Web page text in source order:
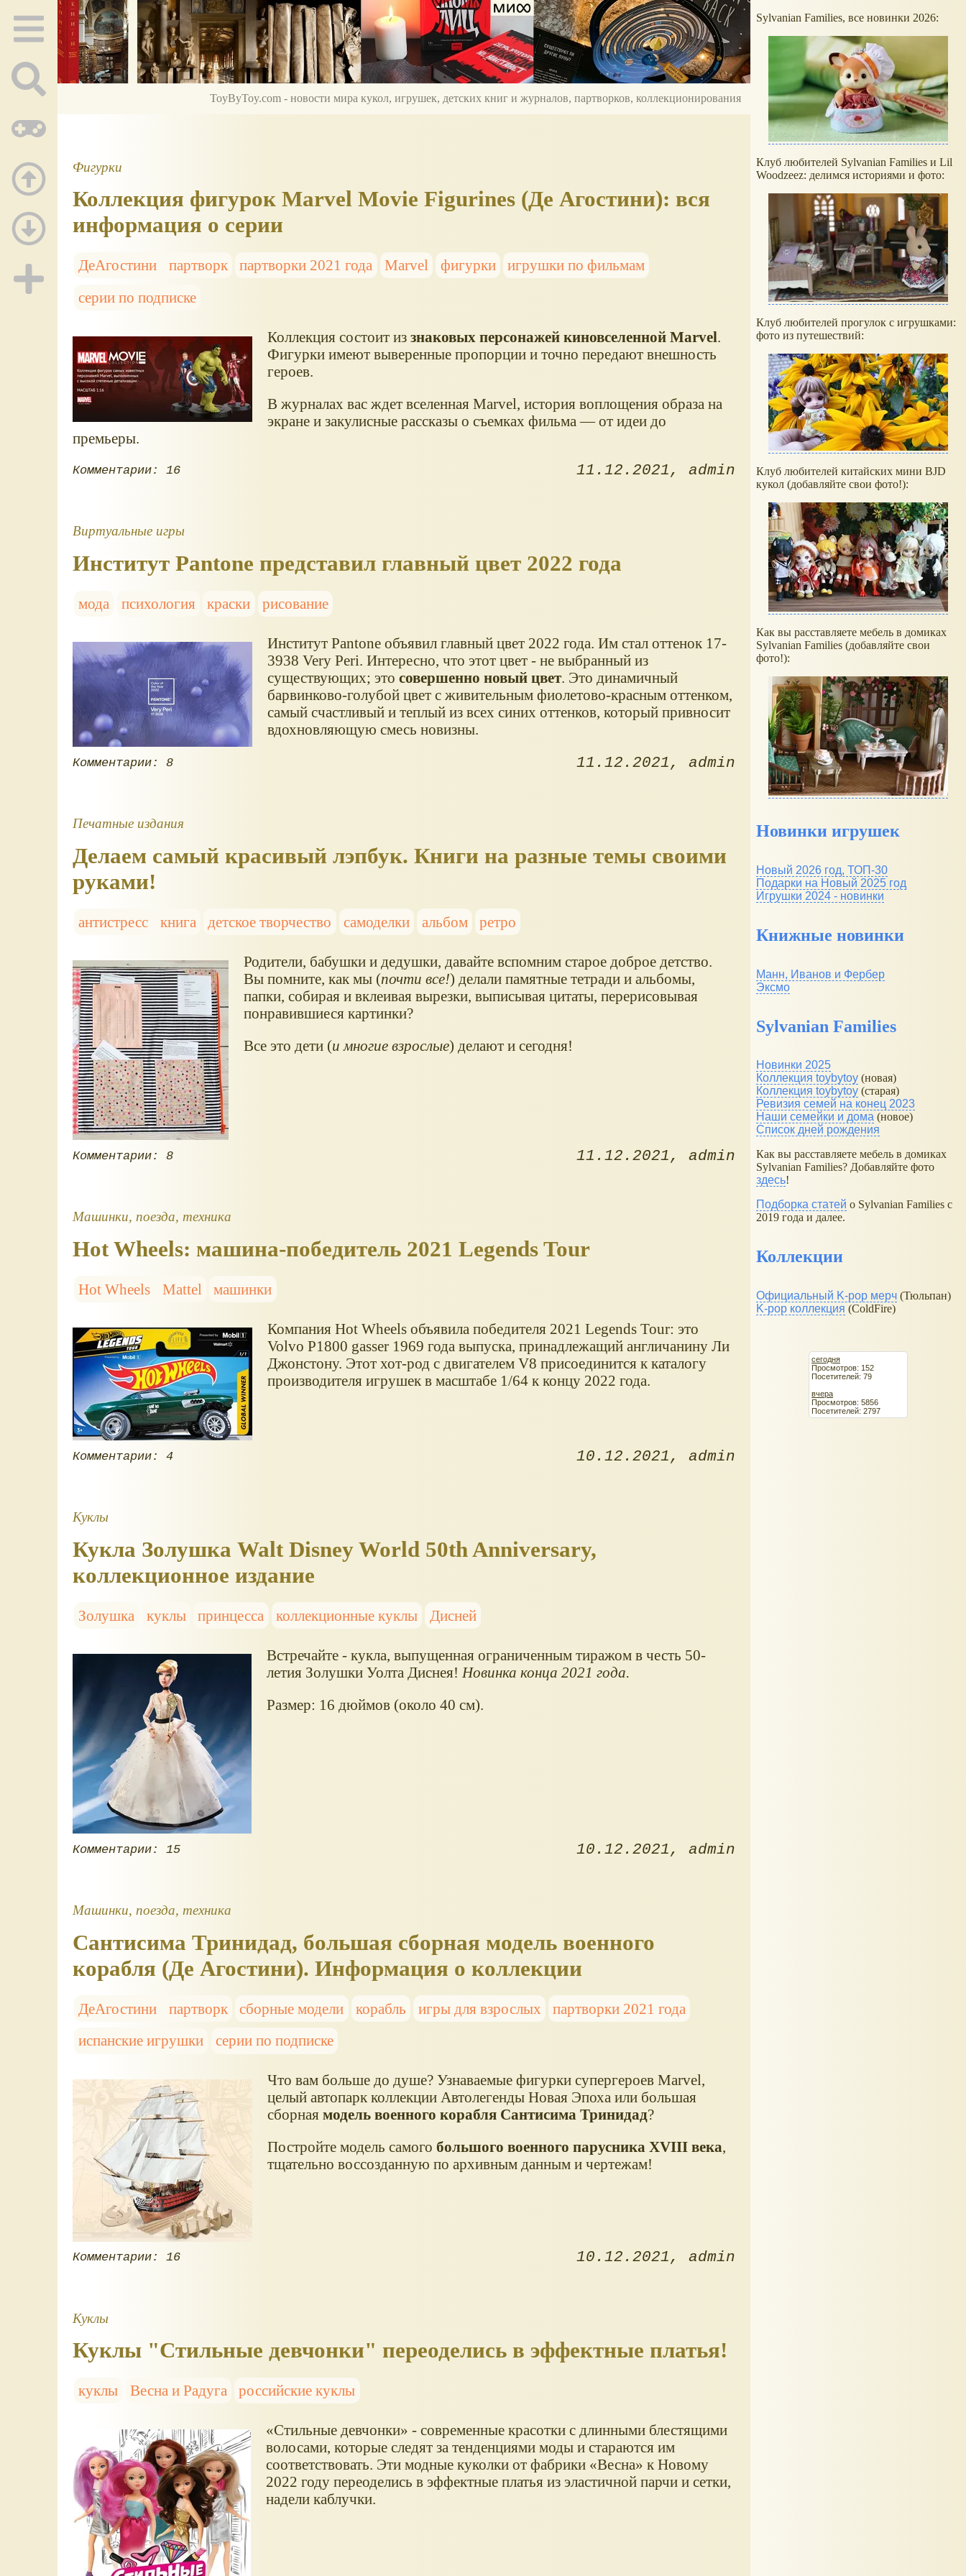
ToyByToy.com - новости мира кукол, игрушек, детских книг и журналов, партворков, коллекционирования
Фигурки
Коллекция фигурок Marvel Movie Figurines (Де Агостини): вся
информация о серии
ДеАгостини партворк партворки 2021 года Marvel фигурки
игрушки по фильмам
серии по подписке
Коллекция состоит из знаковых персонажей киновселенной Marvel.
Фигурки имеют выверенные пропорции и точно передают внешность
героев.
В журналах вас ждет вселенная Marvel, история воплощения образа на
экране и закулисные рассказы о съемках фильма — от идеи до
премьеры.
Комментарии: 16 11.12.2021 admin
Виртуальные игры
Институт Pantone представил главный цвет 2022 года
мода психология краски рисование
Институт Pantone объявил главный цвет 2022 года. Им стал оттенок 17-
3938 Very Peri. Интересно, что этот цвет - не выбранный из
существующих; это совершенно новый цвет. Это динамичный
барвинково-голубой цвет с живительным фиолетово-красным оттенком,
самый счастливый и теплый из всех синих оттенков, который привносит
вдохновляющую смесь новизны.
Комментарии: 8 11.12.2021 admin
Печатные издания
Делаем самый красивый лэпбук. Книги на разные темы своими
руками!
антистресс книга детское творчество самоделки альбом ретро
Родители, бабушки и дедушки, давайте вспомним старое доброе детство.
Вы помните, как мы (почти все!) делали памятные тетради и альбомы,
папки, собирая и вклеивая вырезки, выписывая цитаты, перерисовывая
понравившиеся картинки?
Все это дети (и многие взрослые) делают и сегодня!
Комментарии: 8 11.12.2021 admin
Машинки, поезда, техника
Hot Wheels: машина-победитель 2021 Legends Tour
Hot Wheels Mattel машинки
Компания Hot Wheels объявила победителя 2021 Legends Tour: это
Volvo P1800 gasser 1969 года выпуска, принадлежащий англичанину Ли
Джонстону. Этот хот-род с двигателем V8 присоединится к каталогу
производителя игрушек в масштабе 1/64 к концу 2022 года.
Комментарии: 4 10.12.2021 admin
Куклы
Кукла Золушка Walt Disney World 50th Anniversary,
коллекционное издание
Золушка куклы принцесса коллекционные куклы Дисней
Встречайте - кукла, выпущенная ограниченным тиражом в честь 50-
летия Золушки Уолта Диснея! Новинка конца 2021 года.
Размер: 16 дюймов (около 40 см).
Комментарии: 15 10.12.2021 admin
Машинки, поезда, техника
Сантисима Тринидад, большая сборная модель военного
корабля (Де Агостини). Информация о коллекции
ДеАгостини партворк сборные модели корабль игры для взрослых
партворки 2021 года
испанские игрушки
серии по подписке
Что вам больше до душе? Узнаваемые фигурки супергероев Marvel,
целый автопарк коллекции Автолегенды Новая Эпоха или большая
сборная модель военного корабля Сантисима Тринидад?
Постройте модель самого большого военного парусника XVIII века,
тщательно воссозданную по архивным данным и чертежам!
Комментарии: 16 10.12.2021 admin
Куклы
Куклы "Стильные девчонки" переоделись в эффектные платья!
куклы Весна и Радуга российские куклы
Стильные девчонки
- современные красотки с длинными блестящими
волосами, которые следят за тенденциями моды и стараются им
соответствовать. Эти модные куколки от фабрики
Весна
к Новому
2022 году переоделись в эффектные платья из эластичной парчи и сетки,
надели каблучки.
Sylvanian Families, все новинки 2026:
Клуб любителей Sylvanian Families и Lil
Woodzeez: делимся историями и фото:
Клуб любителей прогулок с игрушками:
фото из путешествий:
Клуб любителей китайских мини BJD
кукол (добавляйте свои фото!):
Как вы расставляете мебель в домиках
Sylvanian Families (добавляйте свои
фото!):
Новинки игрушек
Новый 2026 год, ТОП-30
Подарки на Новый 2025 год
Игрушки 2024 - новинки
Книжные новинки
Манн, Иванов и Фербер
Эксмо
Sylvanian Families
Новинки 2025
Коллекция toybytoy (новая)
Коллекция toybytoy (старая)
Ревизия семей на конец 2023
Наши семейки и дома (новое)
Список дней рождения
Как вы расставляете мебель в домиках
Sylvanian Families? Добавляйте фото
здесь!
Подборка статей о Sylvanian Families с
2019 года и далее.
Коллекции
Официальный K-pop мерч (Тюльпан)
K-pop коллекция (ColdFire)
сегодня
Просмотров: 152
Посетителей: 79
вчера
Просмотров: 5856
Посетителей: 2797